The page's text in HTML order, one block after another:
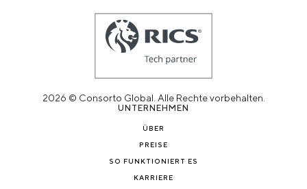
2026 © Consorto Global. Alle Rechte vorbehalten.
UNTERNEHMEN
ÜBER
PREISE
SO FUNKTIONIERT ES
KARRIERE